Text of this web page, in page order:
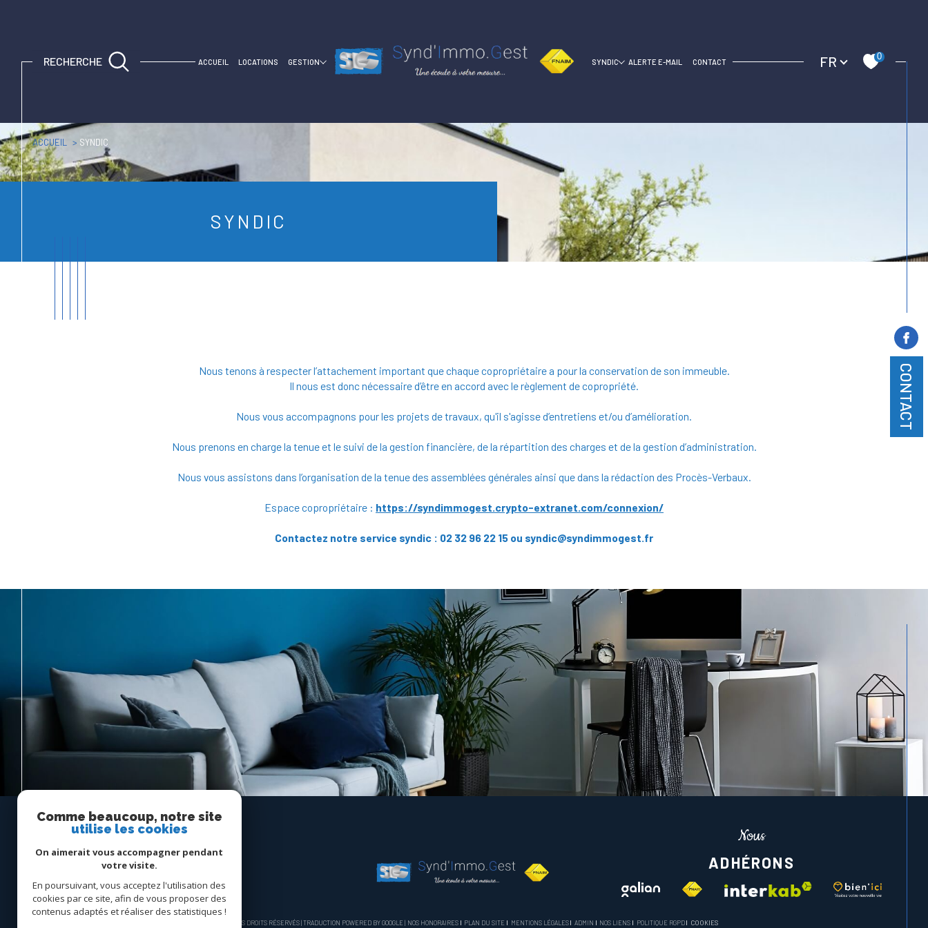
ACCUEIL LOCATIONS GESTION SYNDIC ALERTE E-MAIL CONTACT
RECHERCHE Langue
FR 0
CONTACT
ACCUEIL SYNDIC
SYNDIC
Nous tenons à respecter l’attachement important que chaque copropriétaire a pour la conservation de son immeuble.
Il nous est donc nécessaire d’être en accord avec le règlement de copropriété.
Nous vous accompagnons pour les projets de travaux, qu'il s'agisse d’entretiens et/ou d’amélioration.
Nous prenons en charge la tenue et le suivi de la gestion financière, de la répartition des charges et de la gestion d’administration.
Nous vous assistons dans l’organisation de la tenue des assemblées générales ainsi que dans la rédaction des Procès-Verbaux.
Espace copropriétaire : https://syndimmogest.crypto-extranet.com/connexion/
Contactez notre service syndic : 02 32 96 22 15 ou syndic@syndimmogest.fr
Espace
PROPRIÉTAIRE
Se connecter
Nous
ADHÉRONS
© 2026 | TOUS DROITS RÉSERVÉS | TRADUCTION POWERED BY GOOGLE | NOS HONORAIRES PLAN DU SITE MENTIONS LÉGALES ADMIN NOS LIENS POLITIQUE RGPD COOKIES
Comme beaucoup, notre site
utilise les cookies
On aimerait vous accompagner pendant
votre visite.
En poursuivant, vous acceptez l'utilisation des
cookies par ce site, afin de vous proposer des
contenus adaptés et réaliser des statistiques !